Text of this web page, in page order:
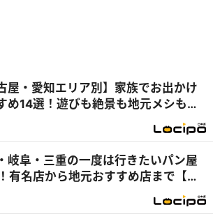
屋・愛知エリア別】家族でお出かけ
め14選！遊びも絶景も地元メシも満
岐阜・三重の一度は行きたいパン屋
有名店から地元おすすめ店まで【テ